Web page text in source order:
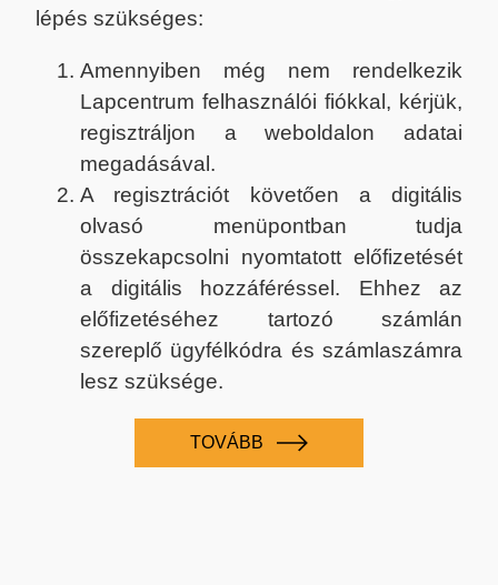
lépés szükséges:
Amennyiben még nem rendelkezik
Lapcentrum felhasználói fiókkal, kérjük,
regisztráljon a weboldalon adatai
megadásával.
A regisztrációt követően a digitális
olvasó menüpontban tudja
összekapcsolni nyomtatott előfizetését
a digitális hozzáféréssel. Ehhez az
előfizetéséhez tartozó számlán
szereplő ügyfélkódra és számlaszámra
lesz szüksége.
TOVÁBB